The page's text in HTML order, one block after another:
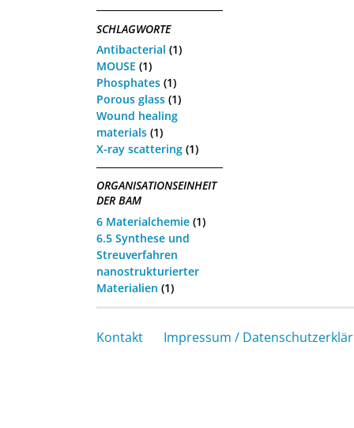
SCHLAGWORTE
Antibacterial (1)
MOUSE (1)
Phosphates (1)
Porous glass (1)
Wound healing
materials (1)
X-ray scattering (1)
ORGANISATIONSEINHEIT
DER BAM
6 Materialchemie (1)
6.5 Synthese und
Streuverfahren
nanostrukturierter
Materialien (1)
Kontakt Impressum /